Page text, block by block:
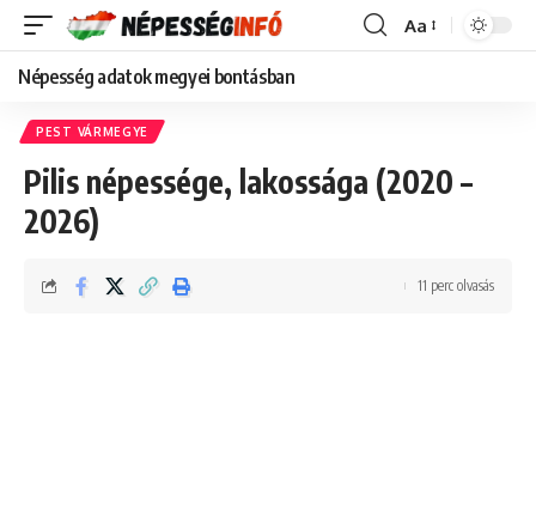
Font
Aa
Népesség adatok megyei bontásban
PEST VÁRMEGYE
Pilis népessége, lakossága (2020 –
2026)
11 perc olvasás